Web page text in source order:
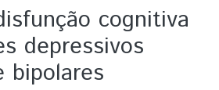
cognitiva
depressivos
bipolares